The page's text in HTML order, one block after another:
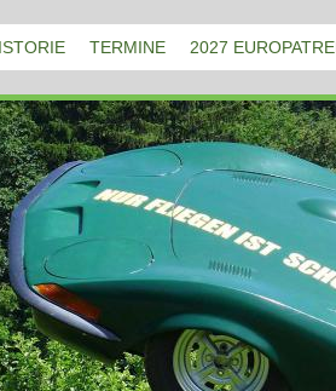
TERMINE 2027